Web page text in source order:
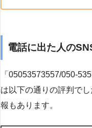
電話に出た人の
「05053573557/050-
は以下の通りの評判で
報もあります。